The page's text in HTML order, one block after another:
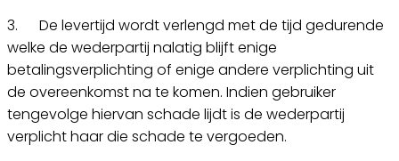
3. De levertijd wordt verlengd met de tijd gedurende
welke de wederpartij nalatig blijft enige
betalingsverplichting of enige andere verplichting uit
de overeenkomst na te komen. Indien gebruiker
tengevolge hiervan schade lijdt is de wederpartij
verplicht haar die schade te vergoeden.